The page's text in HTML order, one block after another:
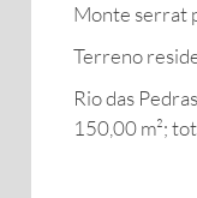
Monte serrat
Terreno
Rio das
150,00 m²;